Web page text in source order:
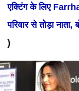
एक्टिंग के लिए
परिवार से तोड़ा
)